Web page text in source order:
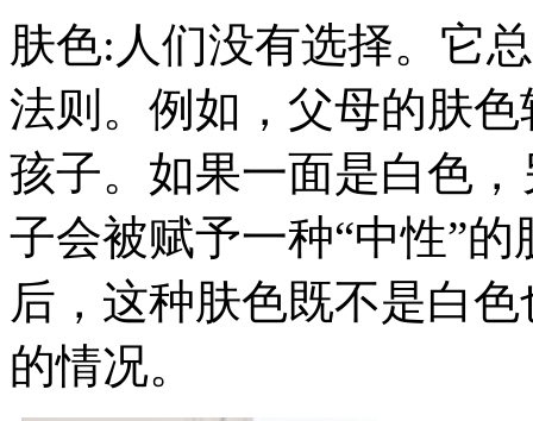
肤色:人们没有选择。它
法则。例如，父母的肤
孩子。如果一面是白色
子会被赋予一种“中性”
后，这种肤色既不是白
的情况。